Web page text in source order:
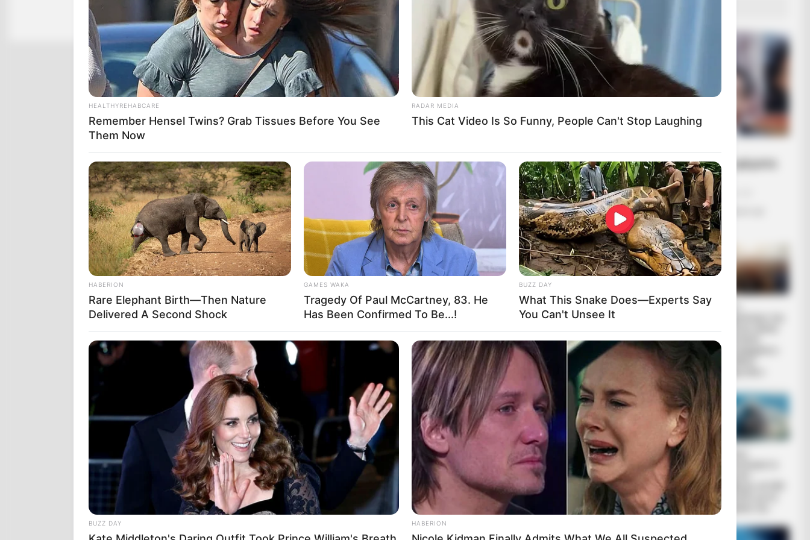
Oεμβολιασμός
είναι απάτη, σας ξεγέλασαν – Απλά διαβάστε την μελέτη των
αμερικανικών CDC..
To 68,4% όσων νοσηλεύτηκαν ήταν εμβολιασμένοι, μόνο το 27,8%
ήταν ανεμβολίαστοι ή δεν είχαν ιστορικό
εμβολιασμού..
Κυβέρνηση των
«ψεκασμένων» με ψέματα
και γελοιότητες!
Τρίτη, 6 Σεπτεμβρίου 2022, 0:29
Κυβέρνηση των «ψεκασμένων» με
ψέματα...
Βρέθηκε υδάτινος
Είναι καλυμμένος
από έναν βαθύ
ωκεανό
δημόσιας υγείας
κατάντησαν
«διεστραμμένοι»
Το χρονικό της
συγκάλυψης του
κατασκευασμένου
σε εργαστήριο ιού
COVID-19
Η Ρωσία
κινητοποίησε το
πυρηνικό
Belgorod» για να
δοκιμάσει την...
HEALTHYREHABCARE
Remember Hensel Twins? Grab Tissues Before You See
Them Now
RADAR MEDIA
This Cat Video Is So Funny, People Can't Stop Laughing
HABERION
Rare Elephant Birth—Then Nature
Delivered A Second Shock
GAMES WAKA
Tragedy Of Paul McCartney, 83. He
Has Been Confirmed To Be...!
BUZZ DAY
What This Snake Does—Experts Say
You Can't Unsee It
BUZZ DAY HABERION